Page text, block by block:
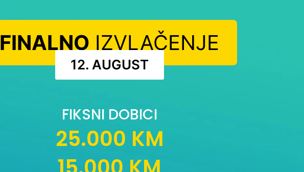
FINALNO IZVLAČENJE
12. AUGUST
FIKSNI DOBICI
25.000 KM